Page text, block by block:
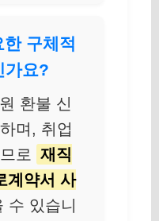
구체적
가요?
환불 신
며, 취업
로
재직
계약서 사
수 있습니